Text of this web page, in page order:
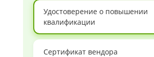
Удостоверение о повышении
квалификации
Сертификат вендора